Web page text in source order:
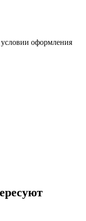
оформления